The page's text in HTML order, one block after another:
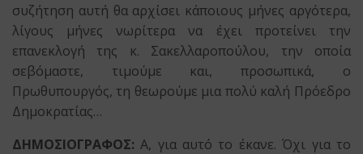
συζήτηση αυτή θα αρχίσει κάποιους μήνες αργότερα,
λίγους μήνες νωρίτερα να έχει προτείνει την
επανεκλογή της κ. Σακελλαροπούλου, την οποία
σεβόμαστε, τιμούμε και, προσωπικά, ο
Πρωθυπουργός, τη θεωρούμε μια πολύ καλή Πρόεδρο
Δημοκρατίας…
ΔΗΜΟΣΙΟΓΡΑΦΟΣ:Α, για αυτό το έκανε. Όχι για το